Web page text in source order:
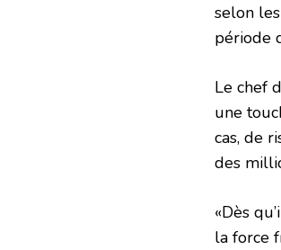
selon
période
Le chef
une
cas, de
des
«Dès
la force